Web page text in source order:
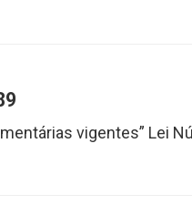
vigentes” Lei